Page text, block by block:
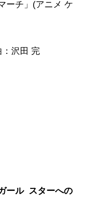
ーチ」(アニメ ケ
沢田 完
ール スターへの